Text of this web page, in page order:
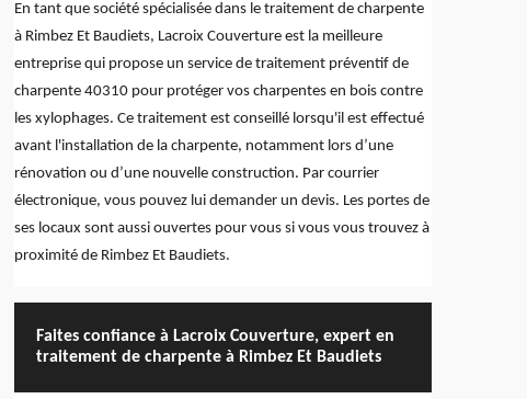
En tant que société spécialisée dans le traitement de charpente
à Rimbez Et Baudiets, Lacroix Couverture est la meilleure
entreprise qui propose un service de traitement préventif de
charpente 40310 pour protéger vos charpentes en bois contre
les xylophages. Ce traitement est conseillé lorsqu'il est effectué
avant l'installation de la charpente, notamment lors d’une
rénovation ou d’une nouvelle construction. Par courrier
électronique, vous pouvez lui demander un devis. Les portes de
ses locaux sont aussi ouvertes pour vous si vous vous trouvez à
proximité de Rimbez Et Baudiets.
Faites confiance à Lacroix Couverture, expert en
traitement de charpente à Rimbez Et Baudiets